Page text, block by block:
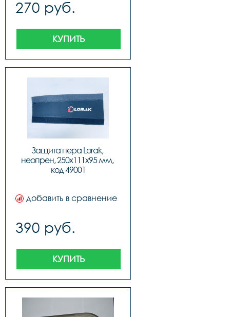
270 руб.
КУПИТЬ
Защита пера Lorak,
неопрен, 250х111х95 мм,
код 49001
добавить в сравнение
390 руб.
КУПИТЬ